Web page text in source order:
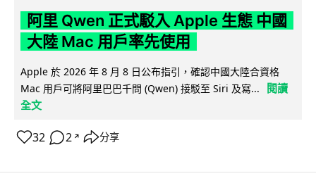
阿里 Qwen 正式駁入 Apple 生態 中國
大陸 Mac 用戶率先使用
Apple 於 2026 年 8 月 8 日公布指引，確認中國大陸合資格
Mac 用戶可將阿里巴巴千問 (Qwen) 接駁至 Siri 及寫...
閱讀
全文
32 2 ↗ 分享